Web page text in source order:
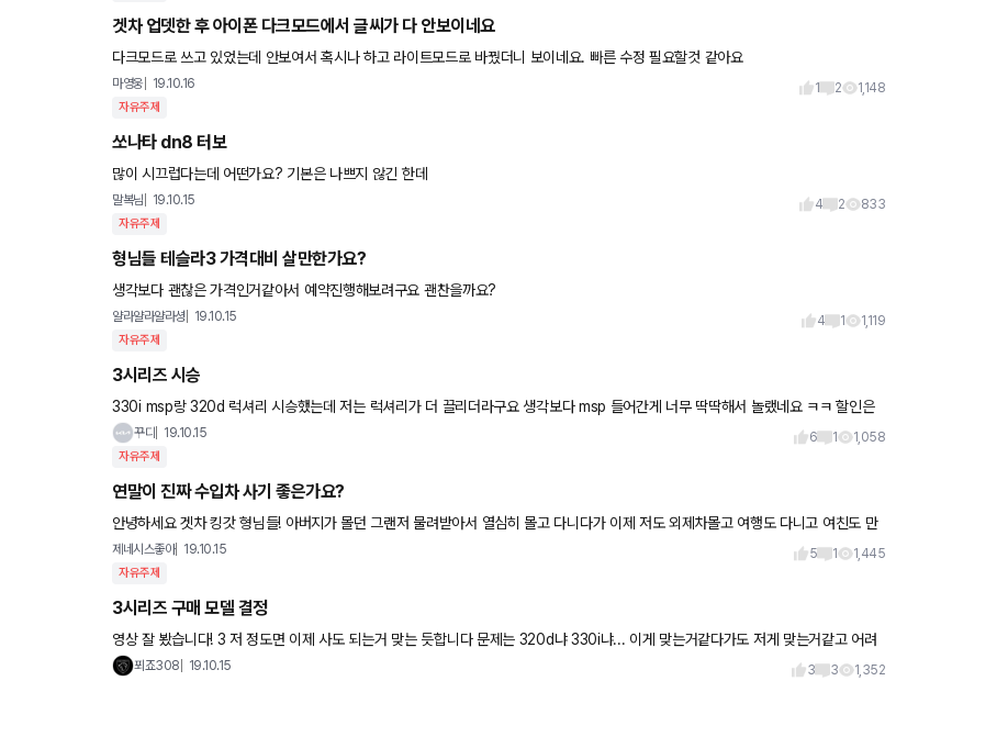
겟차 업뎃한 후 아이폰 다크모드에서 글씨가 다 안보이네요
다크모드로 쓰고 있었는데 안보여서 혹시나 하고 라이트모드로 바꿨더니 보이네요. 빠른 수정 필요할것 같아요
마영웅 19.10.16 1 2 1,148
자유주제
쏘나타 dn8 터보
많이 시끄럽다는데 어떤가요? 기본은 나쁘지 않긴 한데
말복님 19.10.15 4 2 833
자유주제
형님들 테슬라3 가격대비 살만한가요?
생각보다 괜찮은 가격인거같아서 예약진행해보려구요 괜찬을까요?
얄라얄라얄라셩 19.10.15 4 1 1,119
자유주제
3시리즈 시승
330i msp랑 320d 럭셔리 시승했는데 저는 럭셔리가 더 끌리더라구요 생각보다 msp 들어간게 너무 딱딱해서 놀랬네요 ㅋㅋ 할인은
나름 괜찮았는데 제가 사고 싶은 색상 재고가 없어 그냥 돌아왔
꾸디 19.10.15 6 1 1,058
자유주제
연말이 진짜 수입차 사기 좋은가요?
안녕하세요 겟차 킹갓 형님들! 아버지가 몰던 그랜저 물려받아서 열심히 몰고 다니다가 이제 저도 외제차몰고 여행도 다니고 여친도 만
제네시스좋아 19.10.15 5 1 1,445
자유주제
3시리즈 구매 모델 결정
영상 잘 봤습니다! 3 저 정도면 이제 사도 되는거 맞는 듯합니다 문제는 320d냐 330i냐... 이게 맞는거같다가도 저게 맞는거같고 어려
워요;;푀죠308 19.10.15 3 3 1,352